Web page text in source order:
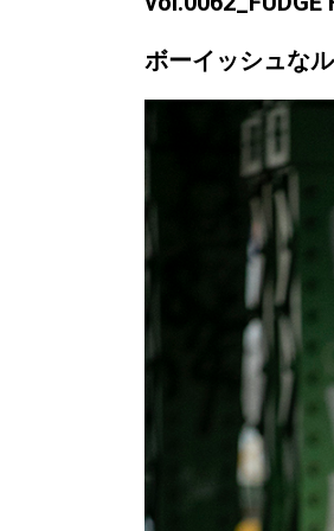
ボーイッシュな